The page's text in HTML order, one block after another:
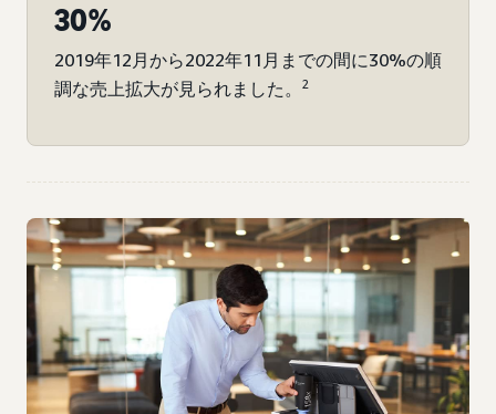
30%
2019年12月から2022年11月までの間に30%の順
調な売上拡大が見られました。
2